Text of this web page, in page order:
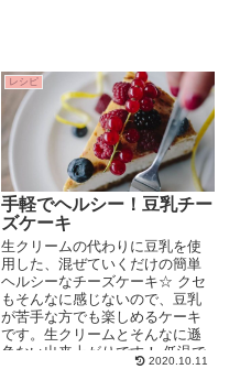
レシピ
手軽でヘルシー！豆乳チー
ズケーキ
生クリームの代わりに豆乳を使
用した、混ぜていくだけの簡単
ヘルシーなチーズケーキ☆ クセ
もそんなに感じないので、豆乳
が苦手な方でも楽しめるケーキ
です。生クリームとそんなに遜
色ない出来上がりです！ 低温で
じっくり焼いたタイプのチー...
2020.10.11